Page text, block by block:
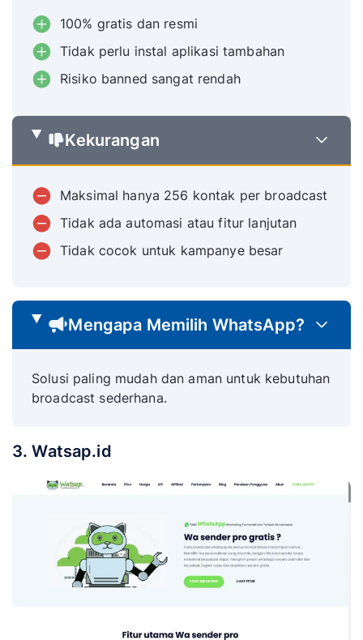
100% gratis dan resmi
Tidak perlu instal aplikasi tambahan
Risiko banned sangat rendah
Kekurangan
Maksimal hanya 256 kontak per broadcast
Tidak ada automasi atau fitur lanjutan
Tidak cocok untuk kampanye besar
Mengapa Memilih WhatsApp?
Solusi paling mudah dan aman untuk kebutuhan
broadcast sederhana.
3. Watsap.id